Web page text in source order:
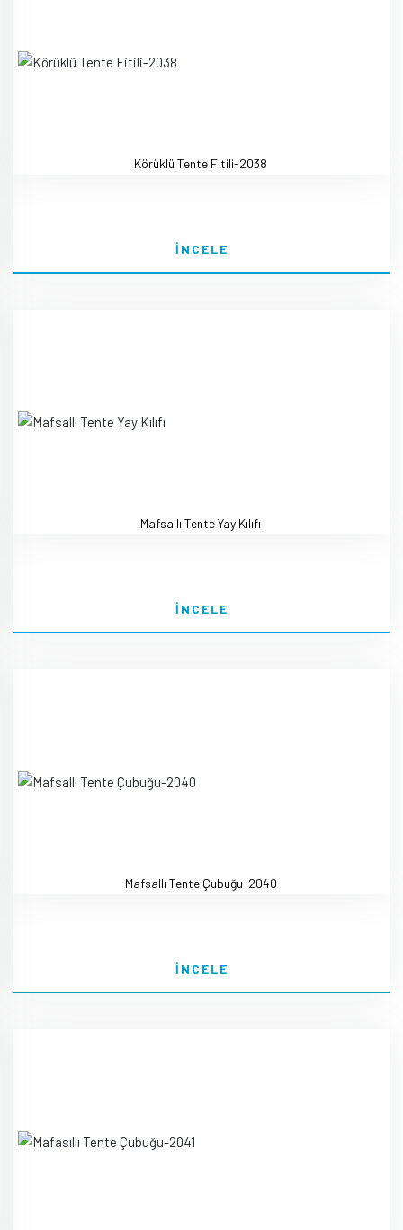
Körüklü Tente Fitili-2038
İNCELE
Mafsallı Tente Yay Kılıfı
İNCELE
Mafsallı Tente Çubuğu-2040
İNCELE